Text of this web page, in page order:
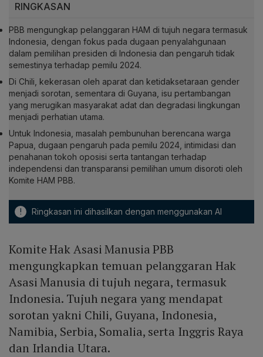
RINGKASAN
PBB mengungkap pelanggaran HAM di tujuh negara termasuk
Indonesia, dengan fokus pada dugaan penyalahgunaan
dalam pemilihan presiden di Indonesia dan pengaruh tidak
semestinya terhadap pemilu 2024.
Di Chili, kekerasan oleh aparat dan ketidaksetaraan gender
menjadi sorotan, sementara di Guyana, isu pertambangan
yang merugikan masyarakat adat dan degradasi lingkungan
menjadi perhatian utama.
Untuk Indonesia, masalah pembunuhan berencana warga
Papua, dugaan pengaruh pada pemilu 2024, intimidasi dan
penahanan tokoh oposisi serta tantangan terhadap
independensi dan transparansi pemilihan umum disoroti oleh
Komite HAM PBB.
! Ringkasan ini dihasilkan dengan menggunakan AI
Komite Hak Asasi Manusia PBB
mengungkapkan temuan pelanggaran Hak
Asasi Manusia di tujuh negara, termasuk
Indonesia. Tujuh negara yang mendapat
sorotan yakni Chili, Guyana, Indonesia,
Namibia, Serbia, Somalia, serta Inggris Raya
dan Irlandia Utara.